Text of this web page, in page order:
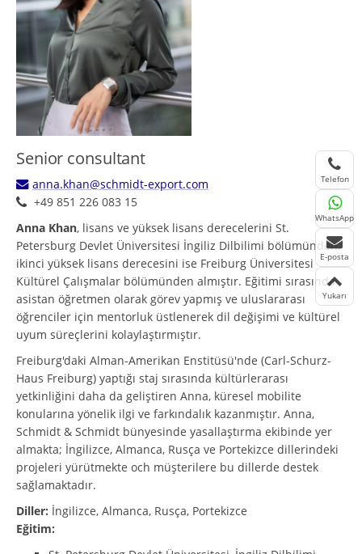
Senior сonsultant
anna.khan@schmidt-export.com
+49 851 226 083 15
Anna Khan, lisans ve yüksek lisans derecelerini St.
Petersburg Devlet Üniversitesi İngiliz Dilbilimi bölümünden,
ikinci yüksek lisans derecesini ise Freiburg Üniversitesi
Kültürel Çalışmalar bölümünden almıştır. Eğitimi sırasında
asistan öğretmen olarak görev yapmış ve uluslararası
öğrenciler için mentorluk üstlenerek dil değişimi ve kültürel
uyum süreçlerini kolaylaştırmıştır.
Freiburg'daki Alman-Amerikan Enstitüsü'nde (Carl-Schurz-
Haus Freiburg) yaptığı staj sırasında kültürlerarası
yetkinliğini daha da geliştiren Anna, küresel mobilite
konularına yönelik ilgi ve farkındalık kazanmıştır. Anna,
Schmidt & Schmidt bünyesinde yasallaştırma ekibinde yer
almakta; İngilizce, Almanca, Rusça ve Portekizce dillerindeki
projeleri yürütmekte och müşterilere bu dillerde destek
sağlamaktadır.
Diller: İngilizce, Almanca, Rusça, Portekizce
Eğitim:
Telefon
WhatsApp
E-posta
Yukarı